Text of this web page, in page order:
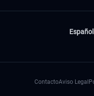
Español
ContactoAviso Legal